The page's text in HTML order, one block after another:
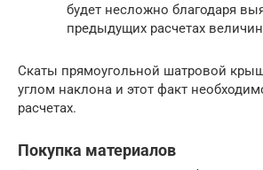
будет несложно благодаря
предыдущих расчетах
Скаты прямоугольной шатровой
углом наклона и этот факт
расчетах.
Покупка материалов